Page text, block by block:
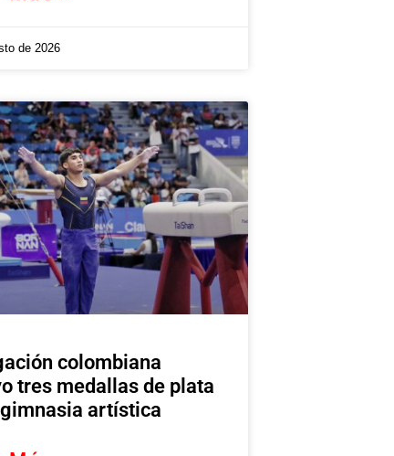
de 2026
colombiana
tres medallas de plata
artística